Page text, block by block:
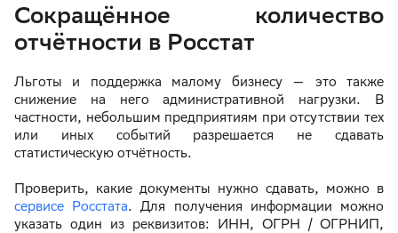
Сокращённое количество
отчётности в Росстат
Льготы и поддержка малому бизнесу — это также
снижение на него административной нагрузки. В
частности, небольшим предприятиям при отсутствии тех
или иных событий разрешается не сдавать
статистическую отчётность.
Проверить, какие документы нужно сдавать, можно в
сервисе Росстата. Для получения информации можно
указать один из реквизитов: ИНН, ОГРН / ОГРНИП,